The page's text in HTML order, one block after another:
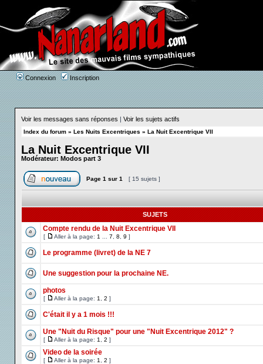
Connexion Inscription
Voir les messages sans réponses | Voir les sujets actifs
Index du forum » Les Nuits Excentriques » La Nuit Excentrique VII
La Nuit Excentrique VII
Modérateur: Modos part 3
Page 1 sur 1 [ 15 sujets ]
SUJETS
Compte rendu de la Nuit Excentrique VII
[ Aller à la page: 1 7 8 9 ]
Le programme (livret) de la NE 7
Une suggestion pour la prochaine NE.
photos
[ Aller à la page: 1 2 ]
C'était il y a 1 mois !!!
Une "Nuit du Risque" pour une "Nuit Excentrique 2012" ?
[ Aller à la page: 1 2 ]
Video de la soirée
[ Aller à la page: 1 2 ]